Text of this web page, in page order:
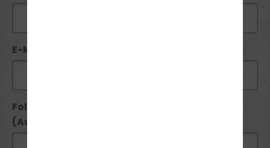
E-Mail*:
Folgende Führerscheine besitze ich seit
(Ausstellungsdatum):